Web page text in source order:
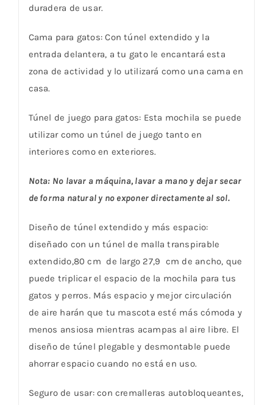
duradera de usar.
Cama para gatos: Con túnel extendido y la
entrada delantera, a tu gato le encantará esta
zona de actividad y lo utilizará como una cama en
casa.
Túnel de juego para gatos: Esta mochila se puede
utilizar como un túnel de juego tanto en
interiores como en exteriores.
Nota: No lavar a máquina, lavar a mano y dejar secar
de forma natural y no exponer directamente al sol.
Diseño de túnel extendido y más espacio:
diseñado con un túnel de malla transpirable
extendido,80 cm de largo 27,9 cm de ancho, que
puede triplicar el espacio de la mochila para tus
gatos y perros. Más espacio y mejor circulación
de aire harán que tu mascota esté más cómoda y
menos ansiosa mientras acampas al aire libre. El
diseño de túnel plegable y desmontable puede
ahorrar espacio cuando no está en uso.
Seguro de usar: con cremalleras autobloqueantes,